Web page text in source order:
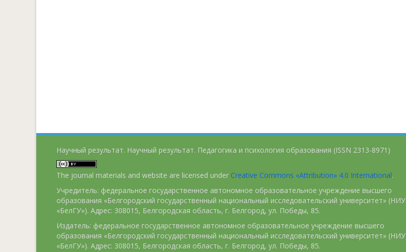
Научный результат. Научный результат. Педагогика и психология образования (ISSN 2313-8971)
The journal materials and website are licensed under Creative Commons «Attribution» 4.0 International.
Учредитель: федеральное государственное автономное образовательное учреждение высшего
образования «Белгородский государственный национальный исследовательский университет» (НИУ
«БелГУ»). Адрес: 308015, Белгородская область, г. Белгород, ул. Победы, 85.
Издатель: федеральное государственное автономное образовательное учреждение высшего
образования «Белгородский государственный национальный исследовательский университет» (НИУ
«БелГУ»). Адрес: 308015, Белгородская область, г. Белгород, ул. Победы, 85.